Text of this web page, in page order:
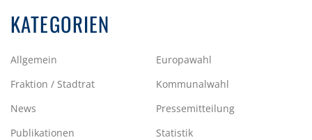
KATEGORIEN
Allgemein
Europawahl
Fraktion / Stadtrat
Kommunalwahl
News
Pressemitteilung
Publikationen
Statistik